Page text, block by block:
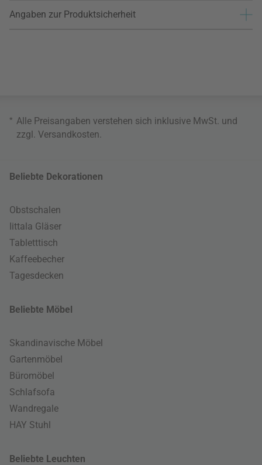
Angaben zur Produktsicherheit
* Alle Preisangaben verstehen sich inklusive MwSt. und
zzgl. Versandkosten
Beliebte Dekorationen
Obstschalen
Iittala Gläser
Tabletttisch
Kaffeebecher
Tagesdecken
Beliebte Möbel
Skandinavische Möbel
Gartenmöbel
Büromöbel
Schlafsofa
Wandregale
HAY Stuhl
Beliebte Leuchten